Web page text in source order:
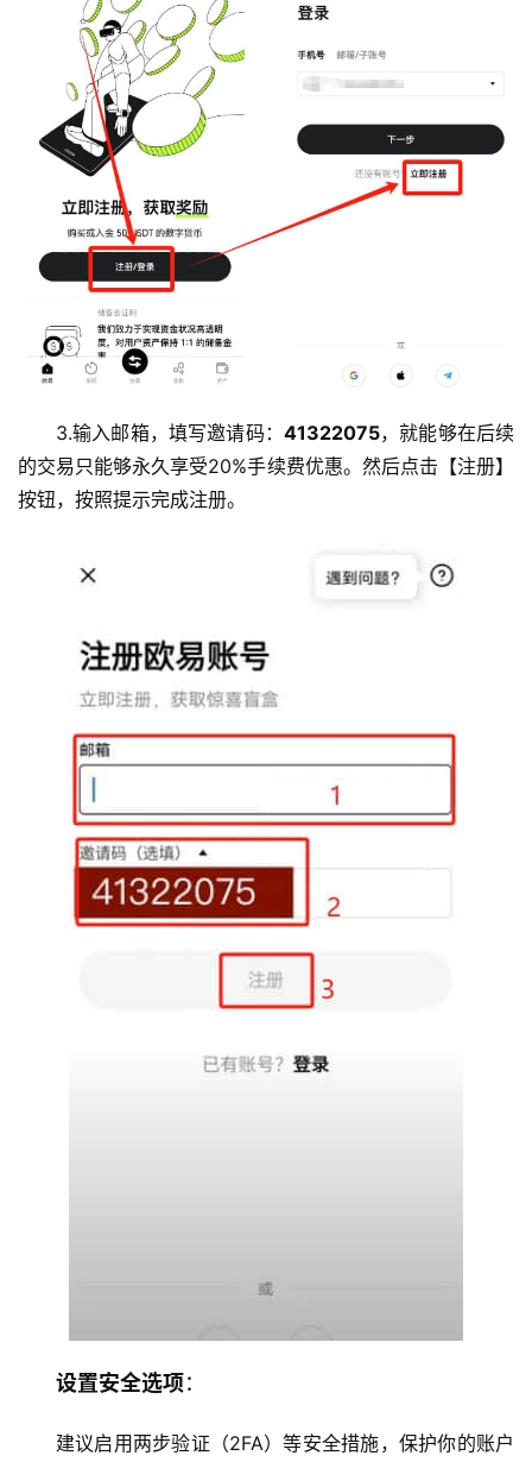
析
圈
常
题
3.输入邮箱，填写邀请码： 41322075，就能够在后续
的交易只能够永久享受20%手续费优惠。然后点击【注册】
按钮， 按照提示完成注册。
设置安全选项：
建议启用两步验证（2FA）等安全措施，保护你的账户